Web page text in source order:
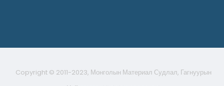
Copyright © 2011-2023, Монголын Материал Судлал, Гагнуурын